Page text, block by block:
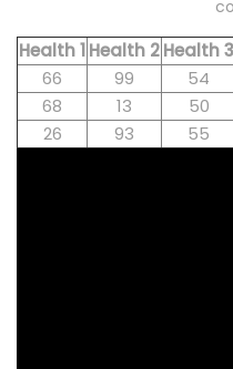
Health 1Health 2Health 3
66
99 54
68
13 50
26
93 55